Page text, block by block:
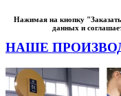
Нажимая на кнопку
данных и
НАШЕ